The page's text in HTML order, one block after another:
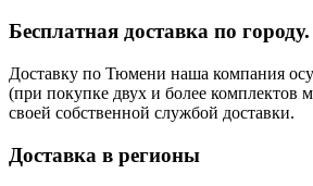
Бесплатная доставка по городу.
Доставку по Тюмени наша компания
(при покупке двух и более комплектов
своей собственной службой доставки.
Доставка в регионы